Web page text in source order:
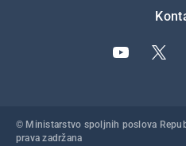
© Ministarstvo spoljnih poslova
prava zadržana